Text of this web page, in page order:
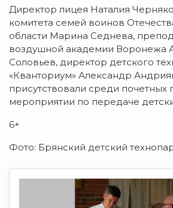
Директор лицея Наталия
комитета семей воинов
области Марина Седнева,
воздушной академии Воронежа
Соловьев, директор детского
«Кванториум» Александр
присутствовали среди почетных
мероприятии по передаче
6+
Фото: Брянский детский